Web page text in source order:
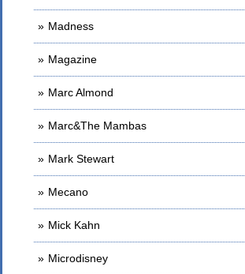
Madness
Magazine
Marc Almond
Marc&The Mambas
Mark Stewart
Mecano
Mick Kahn
Microdisney